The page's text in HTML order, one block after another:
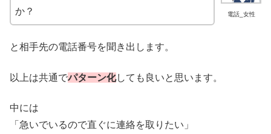
電話_女性
か？
と相手先の電話番号を聞き出します。
以上は共通でパターン化しても良いと思います。
中には
「急いでいるので直ぐに連絡を取りたい」